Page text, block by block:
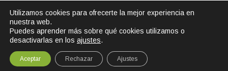
Utilizamos cookies para ofrecerte la mejor experiencia en
nuestra web.
Puedes aprender más sobre qué cookies utilizamos o
desactivarlas en los ajustes.
Aceptar Rechazar Ajustes